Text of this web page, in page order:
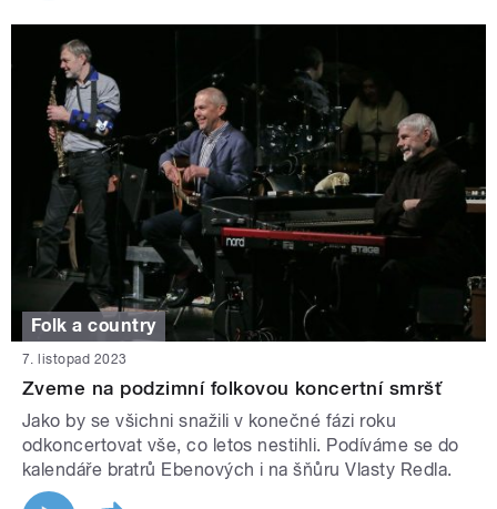
Folk a country
7. listopad 2023
Zveme na podzimní folkovou koncertní smršť
Jako by se všichni snažili v konečné fázi roku
odkoncertovat vše, co letos nestihli. Podíváme se do
kalendáře bratrů Ebenových i na šňůru Vlasty Redla.